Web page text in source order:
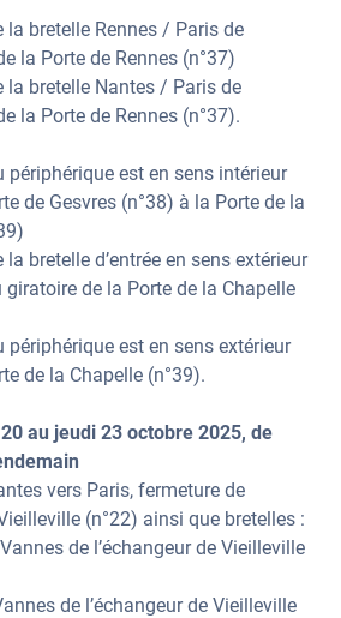
la bretelle Rennes / Paris de
la Porte de Rennes (n°37)
la bretelle Nantes / Paris de
la Porte de Rennes (n°37).
périphérique est en sens intérieur
de Gesvres (n°38) à la Porte de la
la bretelle d’entrée en sens extérieur
giratoire de la Porte de la Chapelle
périphérique est en sens extérieur
de la Chapelle (n°39).
au jeudi 23 octobre 2025, de
vers Paris, fermeture de
(n°22) ainsi que bretelles :
de l’échangeur de Vieilleville
de l’échangeur de Vieilleville